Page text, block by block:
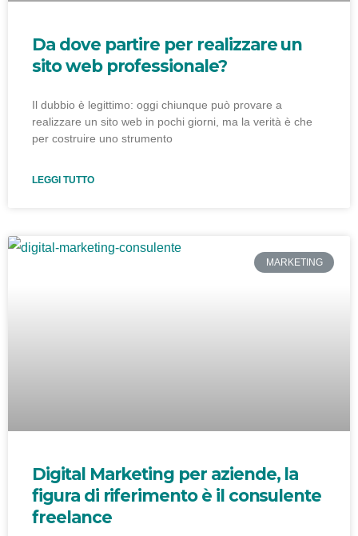
Da dove partire per realizzare un
sito web professionale?
Il dubbio è legittimo: oggi chiunque può provare a
realizzare un sito web in pochi giorni, ma la verità è che
per costruire uno strumento
LEGGI TUTTO
MARKETING
Digital Marketing per aziende, la
figura di riferimento è il consulente
freelance